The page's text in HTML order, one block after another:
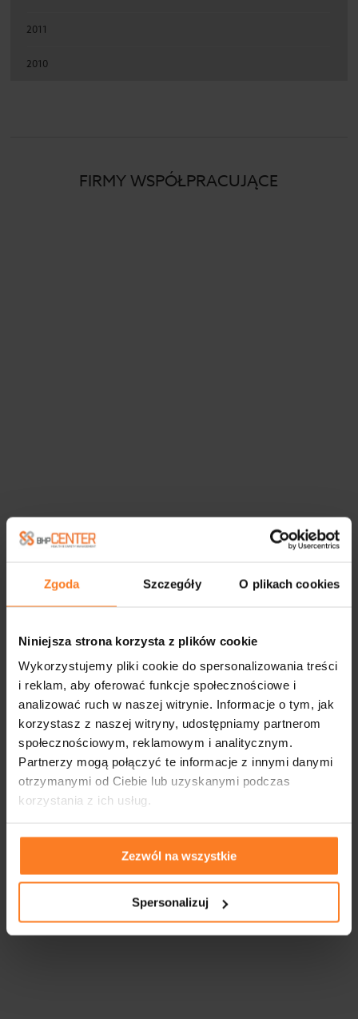
Zgoda Szczegóły O plikach cookies
Niniejsza strona korzysta z plików cookie
Wykorzystujemy pliki cookie do spersonalizowania treści
i reklam, aby oferować funkcje społecznościowe i
analizować ruch w naszej witrynie. Informacje o tym, jak
korzystasz z naszej witryny, udostępniamy partnerom
społecznościowym, reklamowym i analitycznym.
Partnerzy mogą połączyć te informacje z innymi danymi
otrzymanymi od Ciebie lub uzyskanymi podczas
korzystania z ich usług.
Zezwól na wszystkie
Spersonalizuj
2011
2010
FIRMY WSPÓŁPRACUJĄCE